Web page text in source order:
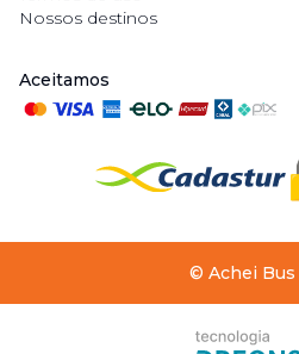
Nossos destinos
Aceitamos
© Achei Bus